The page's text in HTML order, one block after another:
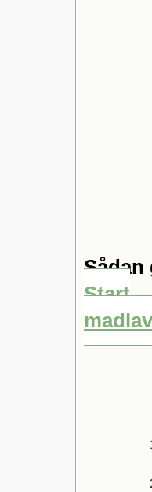
Sådan
Start